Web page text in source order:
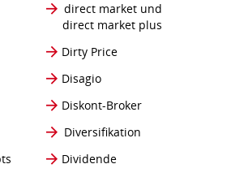
direct market und
direct market plus
Dirty Price
Disagio
Diskont-Broker
Diversifikation
Dividende